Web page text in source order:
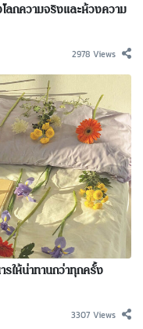
ลกความจริงและห้วงความ
2978 Views
ให้น่าทานกว่าทุกครั้ง
3307 Views